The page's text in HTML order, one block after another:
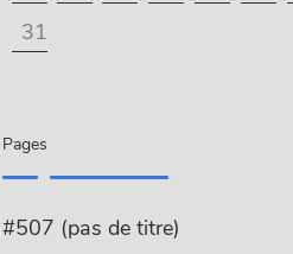
31
Pages
#507 (pas de titre)